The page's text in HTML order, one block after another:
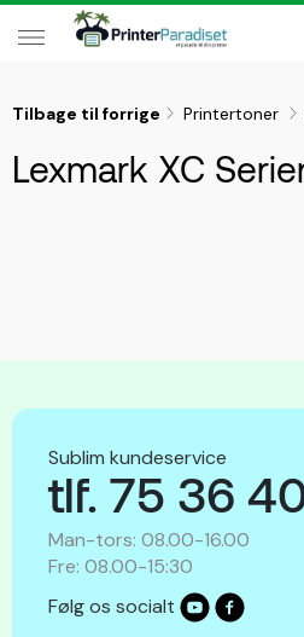
Tilbage til forrige Printertoner
Lexmark XC
Sublim kundeservice
tlf. 75 36
Man-tors: 08.00-16.00
Fre: 08.00-15:30
Følg os socialt